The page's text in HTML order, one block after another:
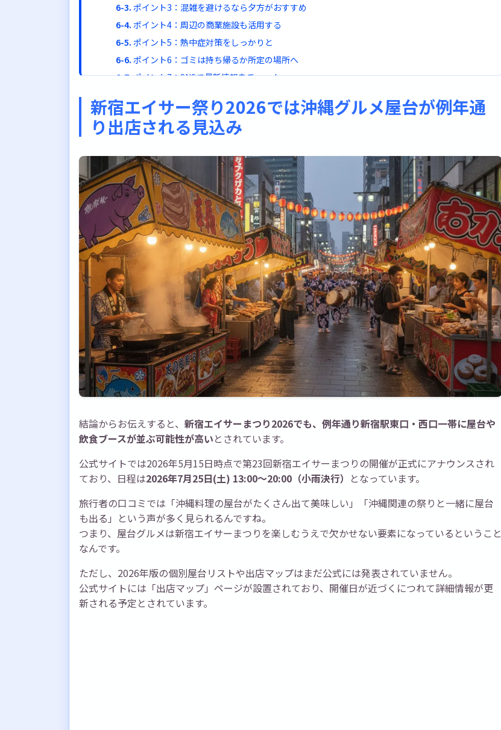
ポイント3：混雑を避けるなら夕方がおすすめ
ポイント4：周辺の商業施設も活用する
ポイント5：熱中症対策をしっかりと
ポイント6：ゴミは持ち帰るか所定の場所へ
ポイント7：SNSで最新情報をチェック
開催概要
屋台に関する情報
まとめ：新宿エイサー祭り2026の屋台で沖縄グルメを満喫しよう
新宿エイサー祭り2026では沖縄グルメ屋台が例年通
り出店される見込み
結論からお伝えすると、 新宿エイサーまつり2026でも、例年通り新宿駅東口・西口一帯に屋台や
飲食ブースが並ぶ可能性が高いとされています。
公式サイトでは2026年5月15日時点で第23回新宿エイサーまつりの開催が正式にアナウンスされ
ており、日程は2026年7月25日(土) 13:00〜20:00（小雨決行） となっています。
旅行者の口コミでは「沖縄料理の屋台がたくさん出て美味しい」「沖縄関連の祭りと一緒に屋台
も出る」という声が多く見られるんですね。
つまり、屋台グルメは新宿エイサーまつりを楽しむうえで欠かせない要素になっているということ
なんです。
ただし、2026年版の個別屋台リストや出店マップはまだ公式には発表されていません。
公式サイトには「出店マップ」ページが設置されており、開催日が近づくにつれて詳細情報が更
新される予定とされています。